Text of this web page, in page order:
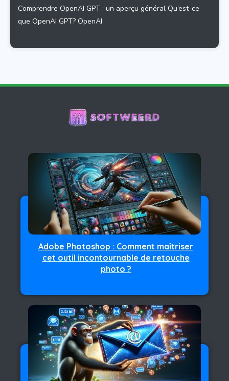
Comprendre OpenAI GPT : un aperçu général Qu’est-ce
que OpenAI GPT? OpenAI
Adobe Photoshop : Comment maîtriser
cet outil incontournable de retouche
photo ?